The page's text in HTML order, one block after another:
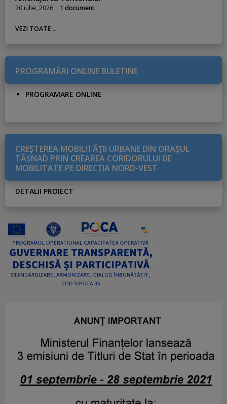
20 iulie, 2026 1 document
VEZI TOATE ...
PROGRAMĂRI ONLINE BULETINE
PROGRAMARE ONLINE
CREŞTEREA MOBILITĂŢII URBANE DIN ORAŞUL
TĂŞNAD PRIN CREAREA CORIDORULUI DE
MOBILITATE PE DIRECŢIA NORD-VEST
DETALII PROIECT